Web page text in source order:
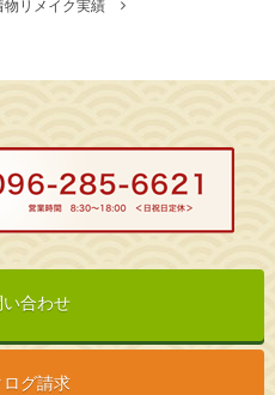
物リメイク実績
い合わせ
ログ請求